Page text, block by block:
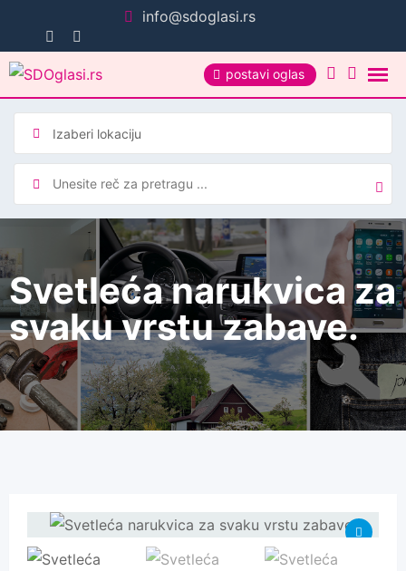
sadržaj
info@sdoglasi.rs
postavi oglas
Svetleća narukvica za
svaku vrstu zabave.